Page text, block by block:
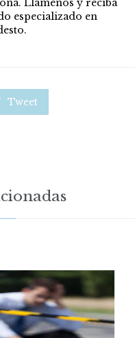
Llámenos y reciba
especializado en
Tweet